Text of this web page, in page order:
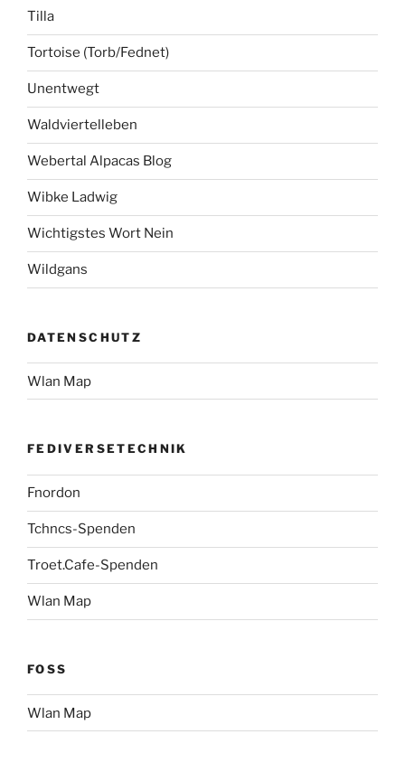
Tilla
Tortoise (Torb/Fednet)
Unentwegt
Waldviertelleben
Webertal Alpacas Blog
Wibke Ladwig
Wichtigstes Wort Nein
Wildgans
DATENSCHUTZ
Wlan Map
FEDIVERSETECHNIK
Fnordon
Tchncs-Spenden
Troet.Cafe-Spenden
Wlan Map
FOSS
Wlan Map